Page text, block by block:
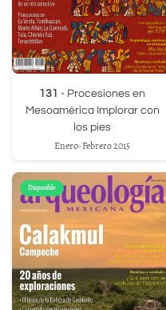
131 - Procesiones en
Mesoamérica Implorar con
los pies
Enero-Febrero 2015
Disponible